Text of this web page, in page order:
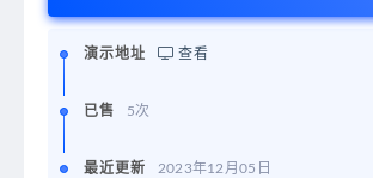
演示地址 查看
已售 5次
最近更新 2023年12月05日